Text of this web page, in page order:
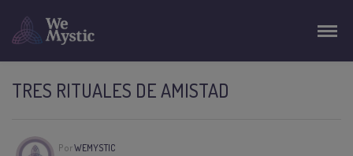
TRES RITUALES DE AMISTAD
PorWEMYSTIC